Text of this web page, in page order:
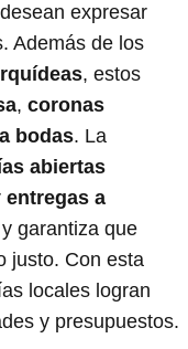
expresar
Además de los
, estos
, coronas
bodas. La
abiertas
entregas a
garantiza que
justo. Con esta
locales logran
y presupuestos.